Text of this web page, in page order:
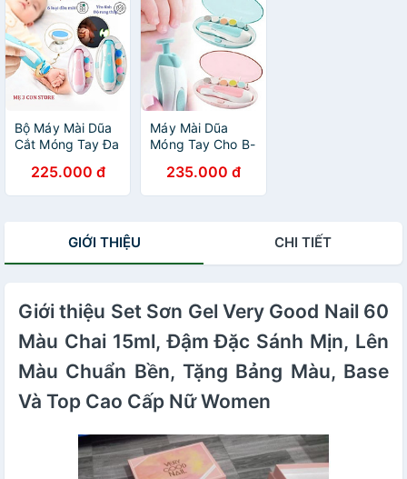
Bộ Máy Mài Dũa
Cắt Móng Tay Đa
Cho Mẹ Và Bé,
Thông Minh Tiện
225.000 đ
Máy Mài Dũa
Móng Tay Cho B-
6 Chức Năng,
Êm Dịu Không
235.000 đ
GIỚI THIỆU CHI TIẾT
Giới thiệu Set Sơn Gel Very Good Nail 60
Màu Chai 15ml, Đậm Đặc Sánh Mịn, Lên
Màu Chuẩn Bền, Tặng Bảng Màu, Base
Và Top Cao Cấp Nữ Women